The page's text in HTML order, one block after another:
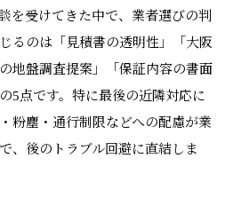
を受けてきた中で、業者選びの判
るのは「見積書の透明性」「大阪
地盤調査提案」「保証内容の書面
5点です。特に最後の近隣対応に
粉塵・通行制限などへの配慮が業
、後のトラブル回避に直結しま